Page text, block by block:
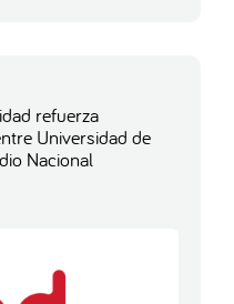
refuerza
Universidad de
Nacional